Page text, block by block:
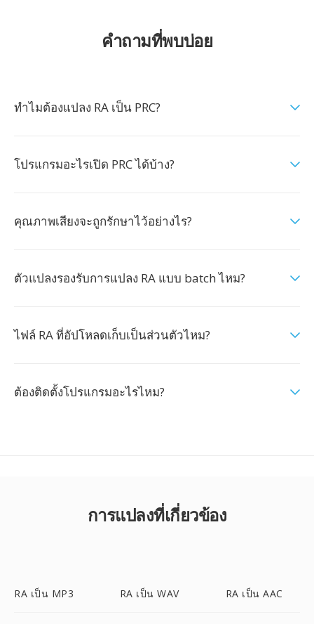
คำถามที่พบบ่อย
ทำไมต้องแปลง RA เป็น PRC?
โปรแกรมอะไรเปิด PRC ได้บ้าง?
คุณภาพเสียงจะถูกรักษาไว้อย่างไร?
ตัวแปลงรองรับการแปลง RA แบบ batch ไหม?
ไฟล์ RA ที่อัปโหลดเก็บเป็นส่วนตัวไหม?
ต้องติดตั้งโปรแกรมอะไรไหม?
การแปลงที่เกี่ยวข้อง
RA เป็น MP3 RA เป็น WAV RA เป็น AAC